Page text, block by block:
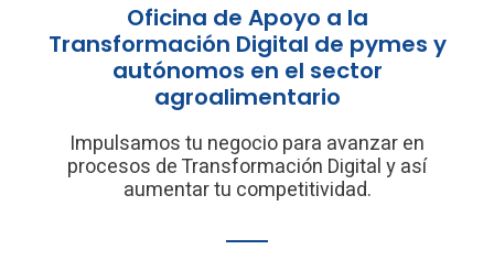
Oficina de Apoyo a la
Transformación Digital de pymes y
autónomos en el sector
agroalimentario
Impulsamos tu negocio para avanzar en
procesos de Transformación Digital y así
aumentar tu competitividad.